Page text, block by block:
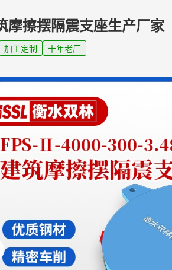
摩擦摆隔震支座生产厂家
加工定制 十年老厂